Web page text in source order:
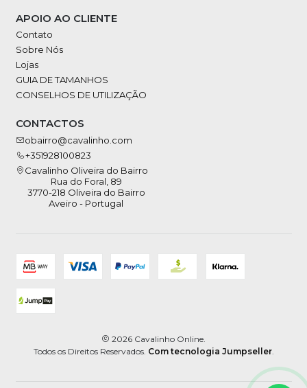
APOIO AO CLIENTE
Contato
Sobre Nós
Lojas
GUIA DE TAMANHOS
CONSELHOS DE UTILIZAÇÃO
CONTACTOS
obairro@cavalinho.com
+351928100823
Cavalinho Oliveira do Bairro
Rua do Foral, 89
3770-218 Oliveira do Bairro
Aveiro - Portugal
2026 Cavalinho Online.
Todos os Direitos Reservados. Com tecnologia Jumpseller.